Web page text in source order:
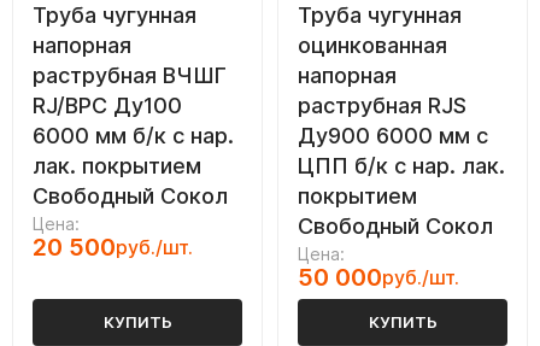
Труба чугунная
напорная
раструбная ВЧШГ
RJ/ВРС Ду100
6000 мм б/к с нар.
лак. покрытием
Свободный Сокол
Цена:
20 500руб./шт.
КУПИТЬ
Труба чугунная
оцинкованная
напорная
раструбная RJS
Ду900 6000 мм с
ЦПП б/к с нар. лак.
покрытием
Свободный Сокол
Цена:
50 000руб./шт.
КУПИТЬ